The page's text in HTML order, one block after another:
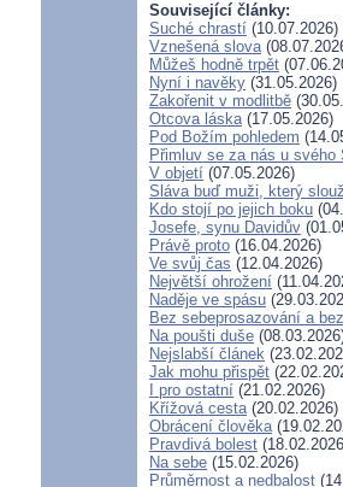
Související články:
Suché chrastí (10.07.2026)
Vznešená slova
Můžeš hodně trpět
Nyní i navěky (31.05.2026)
Zakořenit v modlitbě
Otcova láska(17.05.2026)
Pod Božím pohledem
Přimluv se za nás u svého
V objetí (07.05.2026)
Sláva buď muži, který
Kdo stojí po jejich boku
Josefe, synu Davidův
Právě proto (16.04.2026)
Ve svůj čas (12.04.2026)
Největší ohrožení
Naděje ve spásu
Bez sebeprosazování a
Na poušti duše
Nejslabší článek
Jak mohu přispět
I pro ostatní (21.02.2026)
Křížová cesta(20.02.2026)
Obrácení člověka
Pravdivá bolest
Na sebe (15.02.2026)
Průměrnost a nedbalost